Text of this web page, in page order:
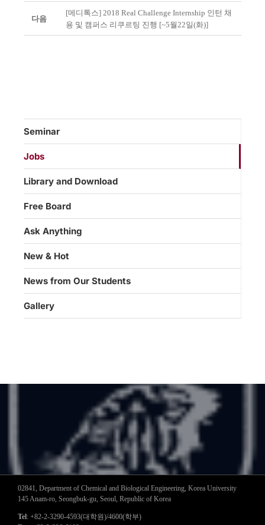
다음
[메디톡스] 2018 Real Challenge Internship 인턴 채
용 및 캠퍼스 리쿠르팅 진행 [~5월22일(화)]
Seminar
Jobs
Library and Download
Free Board
Ask Anything
New & Hot
News from Our Students
Gallery
02841, Department of Chemical and Biological Engineering, Korea University
145 Anam-ro, Seongbuk-gu, Seoul, Republic of Korea
Tel: +82-2-3290-4593(대학원)/4600(학부)